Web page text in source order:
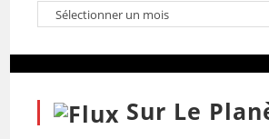
Sur Le